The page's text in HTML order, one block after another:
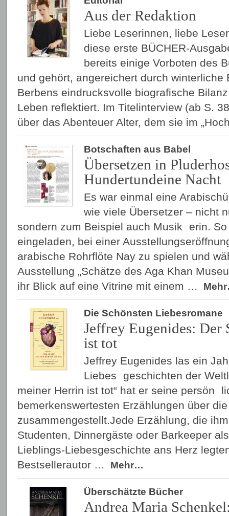
Aus der Redaktion
Liebe Leserinnen, liebe
diese erste BÜCHER-
bereits einige Vorboten des
und gehört, angereichert durch winterliche
Berbens eindrucksvolle biografische
Leben reflektiert. Im Titelinterview (ab S.
über das Abenteuer Alter, dem sie im
Botschaften aus Babel
Übersetzen in
Hundertundeine Nacht
Es war einmal eine
wie viele Übersetzer – nicht
sondern zum Beispiel auch Musik erin.
eingeladen, bei einer
arabische Rohrflöte Nay zu spielen und
Ausstellung „Schätze des Aga Khan
ihr Blick auf eine Vitrine mit einem …
Die Schönsten Liebesromane
Jeffrey Eugenides: Der
ist tot
Jeffrey Eugenides las ein
Liebes geschichten der
meiner Herrin ist tot“ hat er seine persön
bemerkenswertesten Erzählungen über
zusammengestellt.Jede Erzählung, die
Studenten, Dinnergäste oder Barkeeper
Lieblings-Liebesgeschichte ans Herz
Bestsellerautor …
Mehr…
Überschätzte Bücher
Andrea Maria